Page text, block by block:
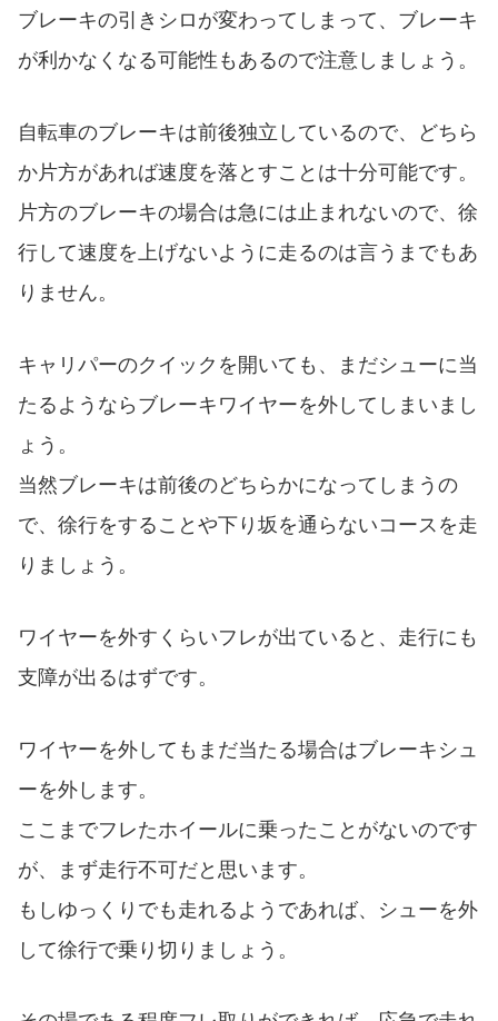
ブレーキの引きシロが変わってしまって、ブレーキ
が利かなくなる可能性もあるので注意しましょう。
自転車のブレーキは前後独立しているので、どちら
か片方があれば速度を落とすことは十分可能です。
片方のブレーキの場合は急には止まれないので、徐
行して速度を上げないように走るのは言うまでもあ
りません。
キャリパーのクイックを開いても、まだシューに当
たるようならブレーキワイヤーを外してしまいまし
ょう。
当然ブレーキは前後のどちらかになってしまうの
で、徐行をすることや下り坂を通らないコースを走
りましょう。
ワイヤーを外すくらいフレが出ていると、走行にも
支障が出るはずです。
ワイヤーを外してもまだ当たる場合はブレーキシュ
ーを外します。
ここまでフレたホイールに乗ったことがないのです
が、まず走行不可だと思います。
もしゆっくりでも走れるようであれば、シューを外
して徐行で乗り切りましょう。